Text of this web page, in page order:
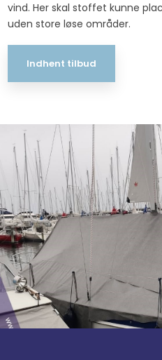
vind. Her skal stoffet kunne
uden store løse områder.
Indhent tilbud